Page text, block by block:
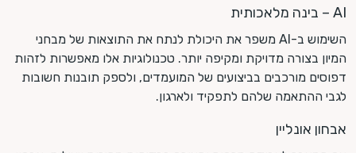
AI – בינה מלאכותית
השימוש ב-AI משפר את היכולת לנתח את התוצאות של מבחני
המיון בצורה מדויקת ומקיפה יותר. טכנולוגיות אלו מאפשרות לזהות
דפוסים מורכבים בביצועים של המועמדים, ולספק תובנות חשובות
לגבי ההתאמה שלהם לתפקיד ולארגון.
אבחון אונליין